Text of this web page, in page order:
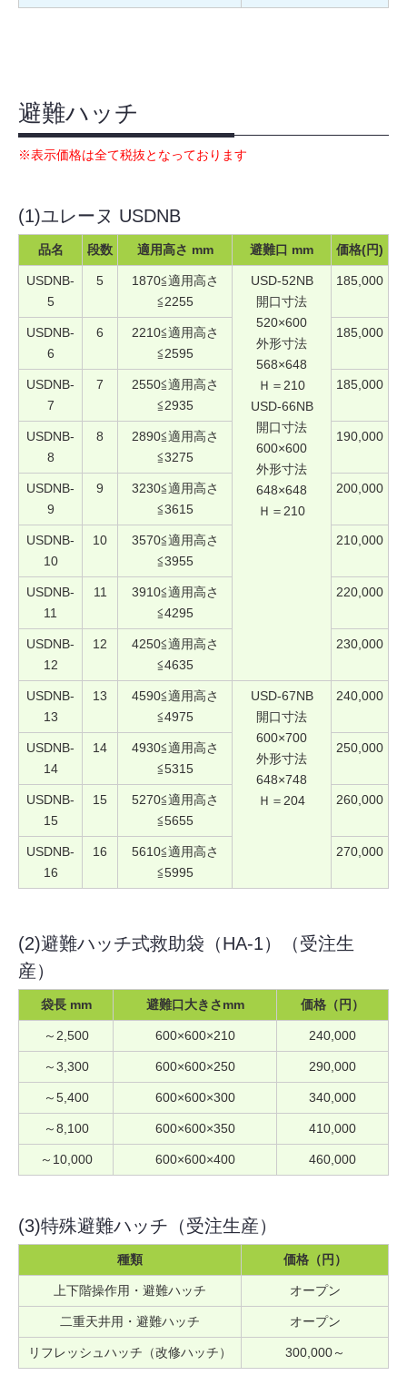
避難ハッチ
※表示価格は全て税抜となっております
(1)ユレーヌ USDNB
品名 段数 適用高さ mm 避難口 mm 価格(円)
USDNB-
5
5
1870≦適用高さ
≦2255
USD-52NB
開口寸法
520×600
外形寸法
568×648
Ｈ＝210
USD-66NB
開口寸法
600×600
外形寸法
648×648
Ｈ＝210
185,000
USDNB-
6
6
2210≦適用高さ
≦2595
185,000
USDNB-
7
7
2550≦適用高さ
≦2935
185,000
USDNB-
8
8
2890≦適用高さ
≦3275
190,000
USDNB-
9
9
3230≦適用高さ
≦3615
200,000
USDNB-
10
10
3570≦適用高さ
≦3955
210,000
USDNB-
11
11
3910≦適用高さ
≦4295
220,000
USDNB-
12
12
4250≦適用高さ
≦4635
230,000
USDNB-
13
13
4590≦適用高さ
≦4975
USD-67NB
開口寸法
600×700
外形寸法
648×748
Ｈ＝204
240,000
USDNB-
14
14
4930≦適用高さ
≦5315
250,000
USDNB-
15
15
5270≦適用高さ
≦5655
260,000
USDNB-
16
16
5610≦適用高さ
≦5995
270,000
(2)避難ハッチ式救助袋（HA-1）（受注生
産）
袋長 mm 避難口大きさmm 価格（円）
～2,500 600×600×210 240,000
～3,300 600×600×250 290,000
～5,400 600×600×300 340,000
～8,100 600×600×350 410,000
～10,000 600×600×400 460,000
(3)特殊避難ハッチ（受注生産）
種類 価格（円）
上下階操作用・避難ハッチ オープン
二重天井用・避難ハッチ オープン
リフレッシュハッチ（改修ハッチ） 300,000～